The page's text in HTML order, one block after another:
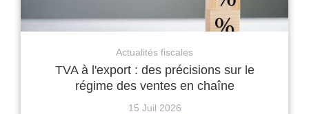
Actualités fiscales
TVA à l'export : des précisions sur le
régime des ventes en chaîne
15 Juil 2026